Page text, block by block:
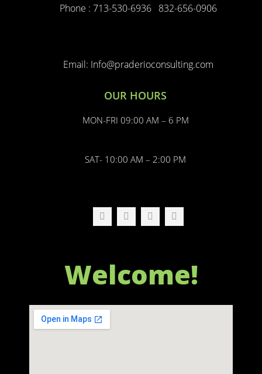
Welcome!
Phone : 713-530-6936 832-656-0906
Email: Info@praderioconsulting.com
OUR HOURS
MON-FRI 09:00 AM – 6 PM
SAT- 10:00 AM – 2:00 PM